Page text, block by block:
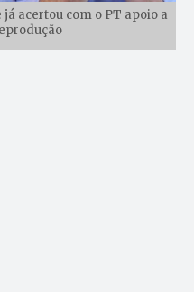
já acertou com o PT apoio a